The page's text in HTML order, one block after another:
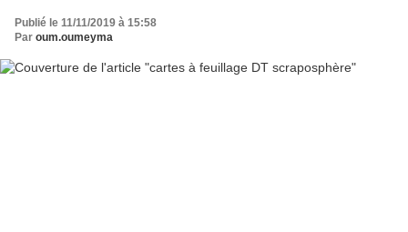
Publié le 11/11/2019 à 15:58
Par oum.oumeyma